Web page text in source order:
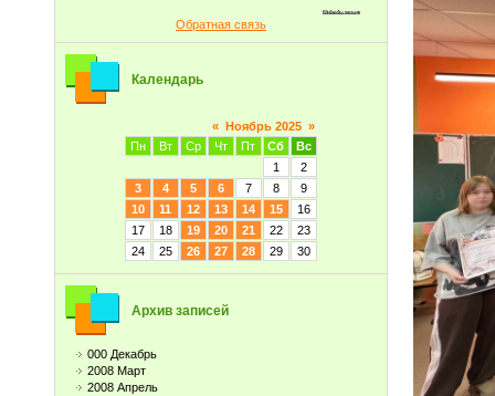
Обратная связь
Календарь
« Ноябрь 2025 »
Пн
Вт Ср Чт Пт Сб
Вс
1
2
3
4 5 6 7 8
9
10
11 12 13 14 15
16
17
18 19 20 21 22
23
24
25 26 27 28 29 30
Архив записей
000 Декабрь
2008 Март
2008 Апрель